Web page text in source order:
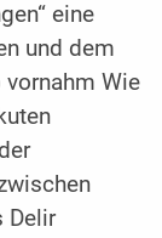
eine
und dem
Wie
Delir